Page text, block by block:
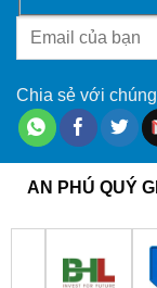
Chia sẻ với
AN PHÚ QUÝ